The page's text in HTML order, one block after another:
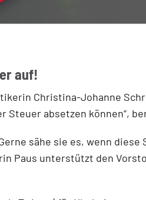
auf!
Christina-Johanne
Steuer absetzen können“,
sähe sie es, wenn diese
Paus unterstützt den